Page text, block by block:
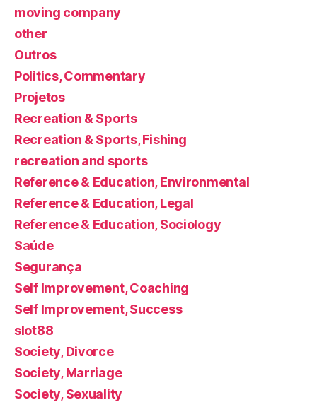
moving company
other
Outros
Politics, Commentary
Projetos
Recreation & Sports
Recreation & Sports, Fishing
recreation and sports
Reference & Education, Environmental
Reference & Education, Legal
Reference & Education, Sociology
Saúde
Segurança
Self Improvement, Coaching
Self Improvement, Success
slot88
Society, Divorce
Society, Marriage
Society, Sexuality